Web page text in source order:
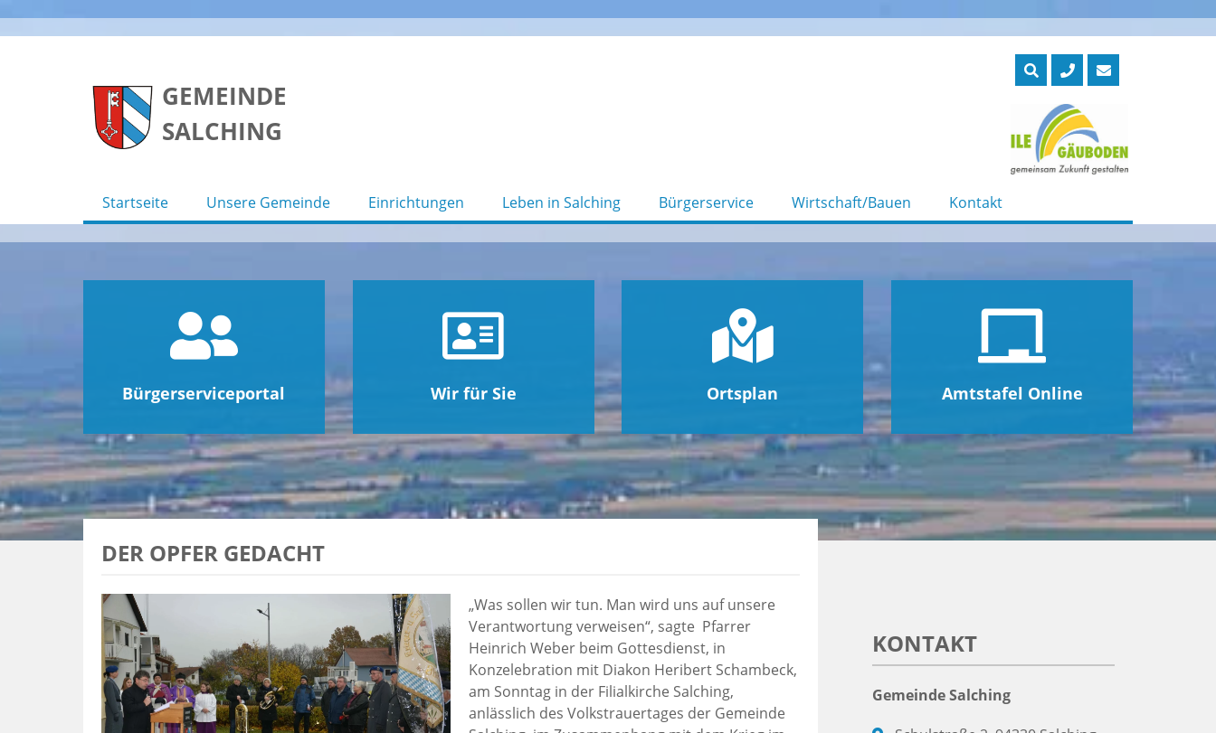
GEMEINDE
SALCHING
Startseite Unsere Gemeinde Einrichtungen Leben in Salching Bürgerservice Wirtschaft/Bauen Kontakt
Bürgerserviceportal Wir für Sie Ortsplan Amtstafel Online
DER OPFER GEDACHT
„Was sollen wir tun. Man wird uns auf unsere
Verantwortung verweisen“, sagte Pfarrer
Heinrich Weber beim Gottesdienst, in
Konzelebration mit Diakon Heribert Schambeck,
am Sonntag in der Filialkirche Salching,
anlässlich des Volkstrauertages der Gemeinde
KONTAKT
Gemeinde Salching